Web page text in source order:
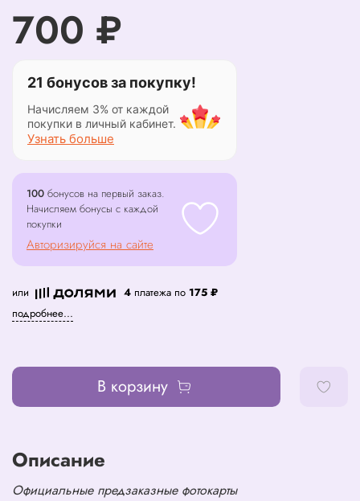
700 ₽
21 бонусов за покупку!
Начисляем 3% от каждой
покупки в личный кабинет.
Узнать больше
100 бонусов на первый заказ.
Начисляем бонусы с каждой
покупки
Авторизируйся на сайте
или 4 платежа по 175 ₽
подробнее...
В корзину
Описание
Официальные предзаказные фотокарты